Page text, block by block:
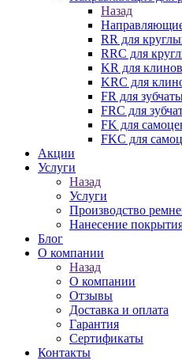
Назад
RR для
RRC для
KR для
KRC для
FR для
FRC для
FK для
FKC для
Акции
Услуги
Назад
Услуги
Производство
Нанесение
Блог
О компании
Назад
О компании
Отзывы
Доставка и оплата
Гарантия
Сертификаты
Контакты